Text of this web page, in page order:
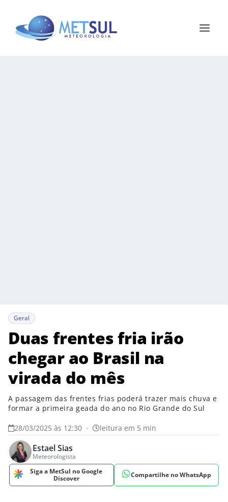
Geral
Duas frentes fria irão
chegar ao Brasil na
virada do mês
A passagem das frentes frias poderá trazer mais chuva e
formar a primeira geada do ano no Rio Grande do Sul
28/03/2025 às 12:30 • leitura em 5 min
Estael Sias
Meteorologista
Siga a MetSul no Google
Discover
Compartilhe no WhatsApp